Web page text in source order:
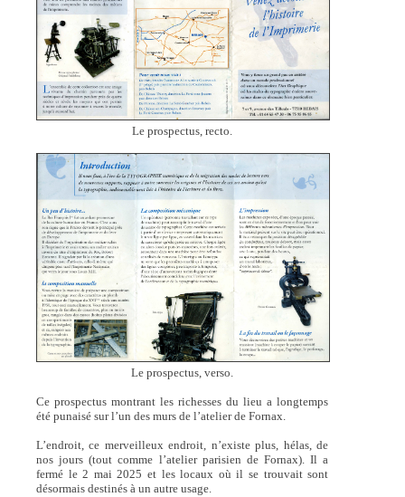
Le prospectus, recto.
Le prospectus, verso.
Ce prospectus montrant les richesses du lieu a longtemps
été punaisé sur l’un des murs de l’atelier de Fornax.
L’endroit, ce merveilleux endroit, n’existe plus, hélas, de
nos jours (tout comme l’atelier parisien de Fornax). Il a
fermé le 2 mai 2025 et les locaux où il se trouvait sont
désormais destinés à un autre usage.